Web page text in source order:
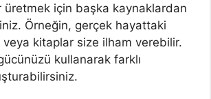
üretmek için başka kaynaklardan
Örneğin, gerçek hayattaki
kitaplar size ilham verebilir.
kullanarak farklı